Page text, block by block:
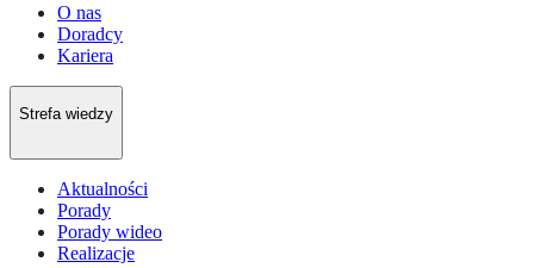
O nas
Doradcy
Kariera
Strefa wiedzy
Aktualności
Porady
Porady wideo
Realizacje